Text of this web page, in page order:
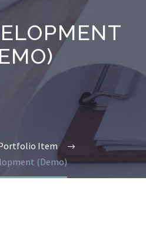
Item
(Demo)